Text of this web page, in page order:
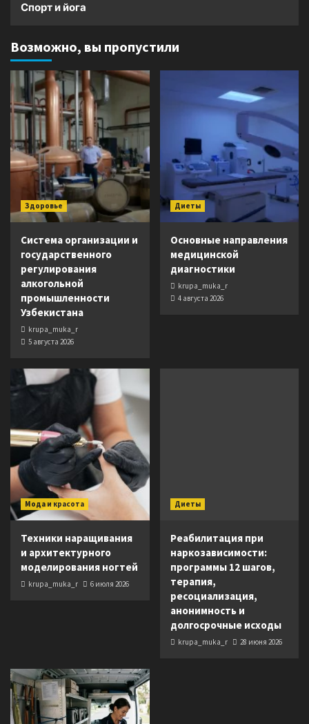
Спорт и йога
Возможно, вы пропустили
Здоровье
Система организации и
государственного
регулирования
алкогольной
промышленности
Узбекистана
krupa_muka_r
5 августа 2026
Диеты
Основные направления
медицинской
диагностики
krupa_muka_r
4 августа 2026
Мода и красота
Техники наращивания
и архитектурного
моделирования ногтей
krupa_muka_r 6 июля 2026
Диеты
Реабилитация при
наркозависимости:
программы 12 шагов,
терапия,
ресоциализация,
анонимность и
долгосрочные исходы
krupa_muka_r 28 июня 2026